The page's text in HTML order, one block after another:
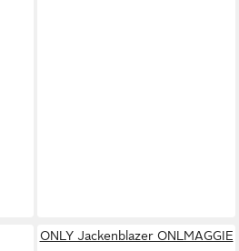
ONLY Jackenblazer ONLMAGGIE